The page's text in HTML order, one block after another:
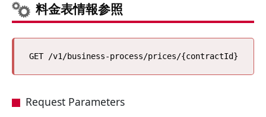
料金表情報参照
Request Parameters